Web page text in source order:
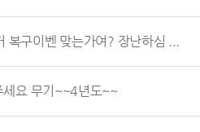
복구이벤 맞는가여? 장난하심 ...
세요 무기~~4년도~~